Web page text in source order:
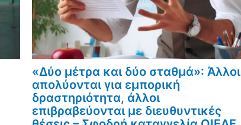
«Δύο μέτρα και δύο σταθμά»: Άλλοι
απολύονται για εμπορική
δραστηριότητα, άλλοι
επιβραβεύονται με διευθυντικές